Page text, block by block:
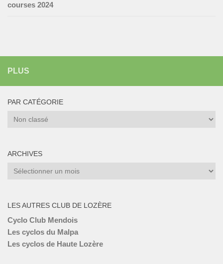
courses 2024
PLUS
PAR CATÉGORIE
Par
ARCHIVES
Archives
LES AUTRES CLUB DE LOZÈRE
Cyclo Club Mendois
Les cyclos du Malpa
Les cyclos de Haute Lozère